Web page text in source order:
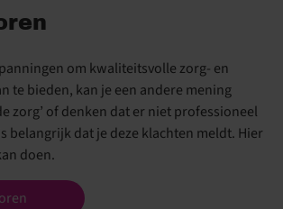
om kwaliteitsvolle zorg- en
te bieden, kan je een andere mening
zorg’ of denken dat er niet professioneel
belangrijk dat je deze klachten meldt. Hier
doen.